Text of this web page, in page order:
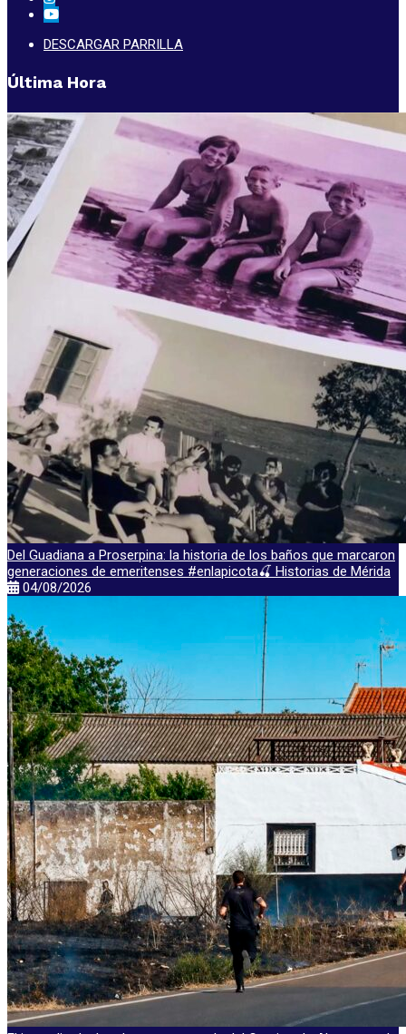
DESCARGAR PARRILLA
Última Hora
Del Guadiana a Proserpina: la historia de los baños que marcaron
generaciones de emeritenses #enlapicota🍒 Historias de Mérida
04/08/2026